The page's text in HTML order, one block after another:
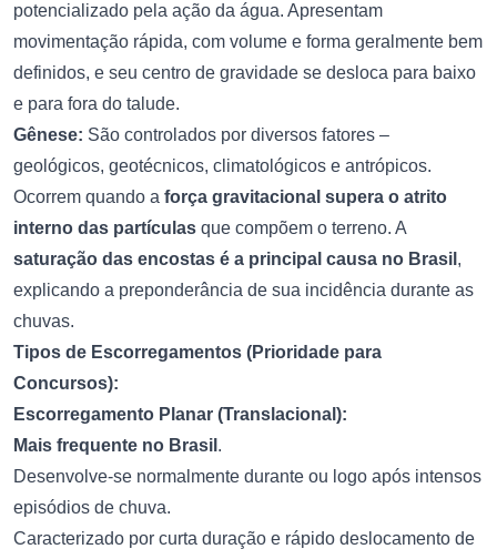
potencializado pela ação da água. Apresentam
movimentação rápida, com volume e forma geralmente bem
definidos, e seu centro de gravidade se desloca para baixo
e para fora do talude.
Gênese: São controlados por diversos fatores –
geológicos, geotécnicos, climatológicos e antrópicos.
Ocorrem quando a força gravitacional supera o atrito
interno das partículas que compõem o terreno. A
saturação das encostas é a principal causa no Brasil ,
explicando a preponderância de sua incidência durante as
chuvas.
Tipos de Escorregamentos (Prioridade para
Concursos):
Escorregamento Planar (Translacional):
Mais frequente no Brasil .
Desenvolve-se normalmente durante ou logo após intensos
episódios de chuva.
Caracterizado por curta duração e rápido deslocamento de